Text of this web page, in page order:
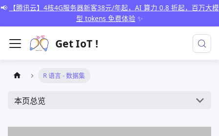
📢
【腾讯云】4核4G服务器新客38元/年起，AI 算力 0.8 折起，百万大模
型 tokens 免费体验 ✨
Get IoT !
R 语言 - 数据集
本页总览